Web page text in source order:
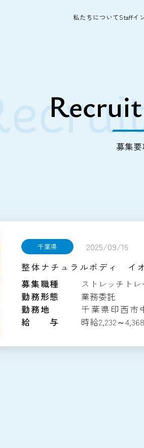
私たちについてStaffイ
募集
千葉県
2025/09/16
整体ナチュラルボディ イ
募集職種
ストレッチト
勤務形態
業務委託
勤務地
千葉県印西市
給 与
時給2,232～